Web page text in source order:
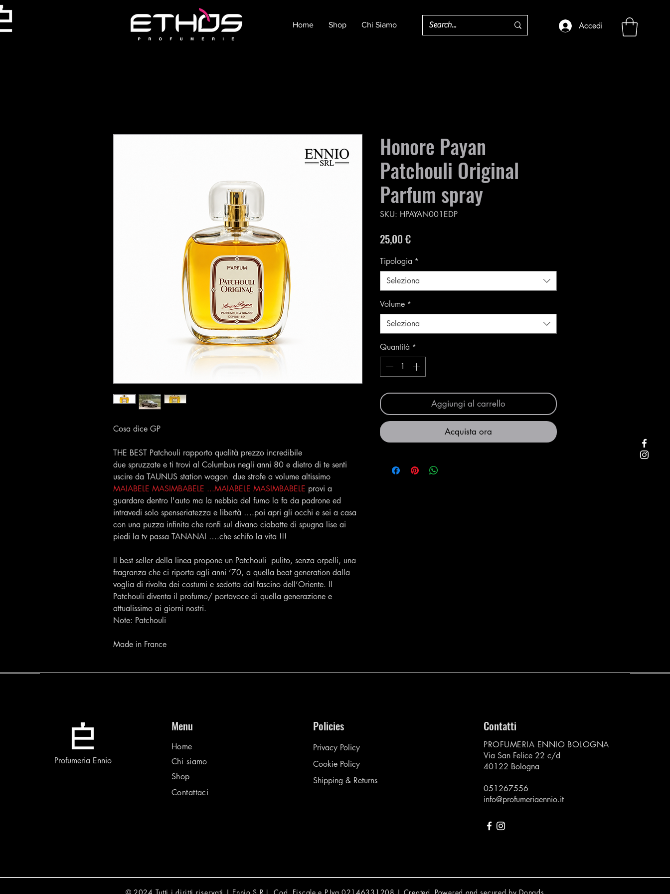
Home Shop Chi Siamo Accedi
Cosa dice GP
THE BEST Patchouli rapporto qualità prezzo incredibile
due spruzzate e ti trovi al Columbus negli anni 80 e dietro di te senti
uscire da TAUNUS station wagon due strofe a volume altissimo
MAIABELE MASIMBABELE ...MAIABELE MASIMBABELE provi a
guardare dentro l'auto ma la nebbia del fumo la fa da padrone ed
intravedi solo spenseriatezza e libertà ….poi apri gli occhi e sei a casa
con una puzza infinita che ronfi sul divano ciabatte di spugna lise ai
piedi la tv passa TANANAI ….che schifo la vita !!!
Il best seller della linea propone un Patchouli pulito, senza orpelli, una
fragranza che ci riporta agli anni ’70, a quella beat generation dalla
voglia di rivolta dei costumi e sedotta dal fascino dell’Oriente. Il
Patchouli diventa il profumo/ portavoce di quella generazione e
attualissimo ai giorni nostri.
Note: Patchouli
Made in France
Honore Payan
Patchouli Original
Parfum spray
SKU: HPAYAN001EDP
25,00 €Prezzo
Tipologia *
Seleziona
Volume *
Seleziona
Quantità *
Aggiungi al carrello
Acquista ora
Profumeria Ennio
Menu
Home
Chi siamo
Shop
Contattaci
Policies
Privacy Policy
Cookie Policy
Shipping & Returns
Contatti
PROFUMERIA ENNIO BOLOGNA
Via San Felice 22 c/d
40122 Bologna
051267556
info@profumeriaennio.it